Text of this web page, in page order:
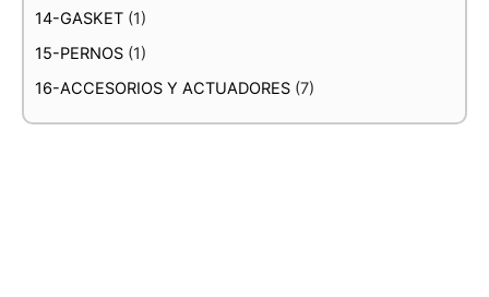
14-GASKET (1)
15-PERNOS (1)
16-ACCESORIOS Y ACTUADORES (7)